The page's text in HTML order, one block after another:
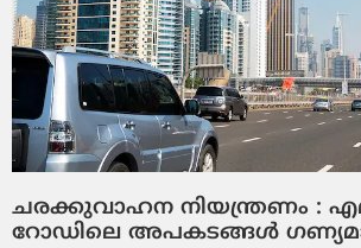
ചരക്കുവാഹന നിയന്ത്രണം :
റോഡിലെ അപകടങ്ങൾ